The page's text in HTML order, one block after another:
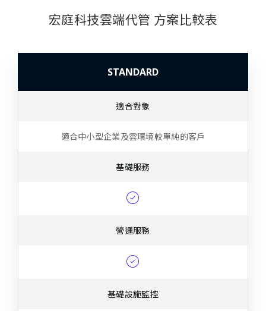
宏庭科技雲端代管 方案比較表
STANDARD
適合對象
適合中小型企業及雲環境較單純的客戶
基礎服務
營運服務
基礎設施監控